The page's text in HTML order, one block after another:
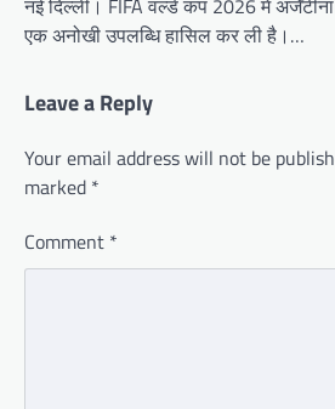
नई दिल्ली। FIFA वर्ल्ड कप 2026 में
एक अनोखी उपलब्धि हासिल कर ली है।…
Leave a Reply
Your email address will not be
marked *
Comment *